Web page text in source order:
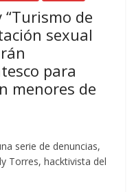
de
sexual
para
menores de
serie de denuncias,
Torres, hacktivista del